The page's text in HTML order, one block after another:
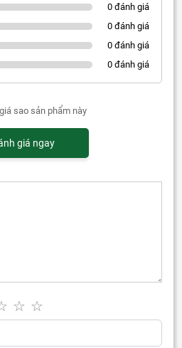
0 đánh giá
0 đánh giá
0 đánh giá
0 đánh giá
sao sản phẩm này
giá ngay